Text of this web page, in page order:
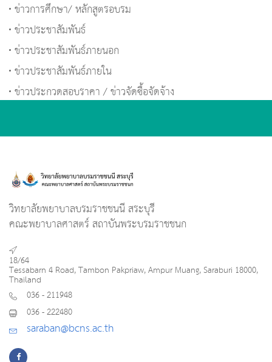
ข่าวการศึกษา/ หลักสูตรอบรม
ข่าวประชาสัมพันธ์
ข่าวประชาสัมพันธ์ภายนอก
ข่าวประชาสัมพันธ์ภายใน
ข่าวประกวดสอบราคา / ข่าวจัดซื้อจัดจ้าง
วิทยาลัยพยาบาลบรมราชชนนี สระบุรี
คณะพยาบาลศาสตร์ สถาบันพระบรมราชชนก
18/64
Tessabarn 4 Road, Tambon Pakpriaw, Ampur Muang, Saraburi 18000,
Thailand
036 - 211948
036 - 222480
saraban@bcns.ac.th